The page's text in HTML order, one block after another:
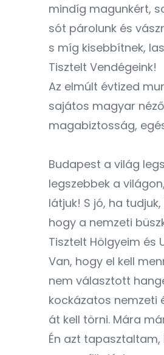
mindíg magunkért,
sót párolunk és
s míg kisebbítnek,
Tisztelt Vendégeink!
Az elmúlt évtized
sajátos magyar
magabiztosság,
Budapest a világ
legszebbek a
látjuk! S jó, ha
hogy a nemzeti
Tisztelt Hölgyeim és
Van, hogy el kell
nem választott
kockázatos nemzeti
át kell törni. Mára
Én azt